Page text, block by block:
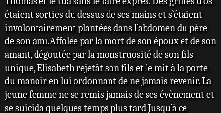
Erista : fils
eu avec
Gahck
Amiko
Kobayashi :
fille
adoptive
Laura
étaient sorties du dessus de ses mains et s`étaient
involontairement plantées dans l`abdomen du père
de son ami.Affolée par la mort de son époux et de son
amant, dégoutée par la monstruosité de son fils
unique, Elisabeth rejetât son fils et le mit à la porte
du manoir en lui ordonnant de ne jamais revenir. La
jeune femme ne se remis jamais de ses évènement et
se suicida quelques temps plus tard.Jusqu`à ce